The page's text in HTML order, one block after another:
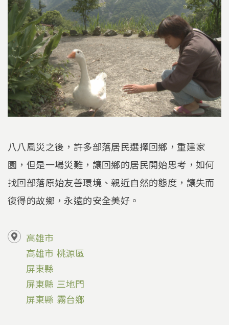
八八風災之後，許多部落居民選擇回鄉，重建家
園，但是一場災難，讓回鄉的居民開始思考，如何
找回部落原始友善環境、親近自然的態度，讓失而
復得的故鄉，永遠的安全美好。
高雄市
高雄市 桃源區
屏東縣
屏東縣 三地門
屏東縣 霧台鄉